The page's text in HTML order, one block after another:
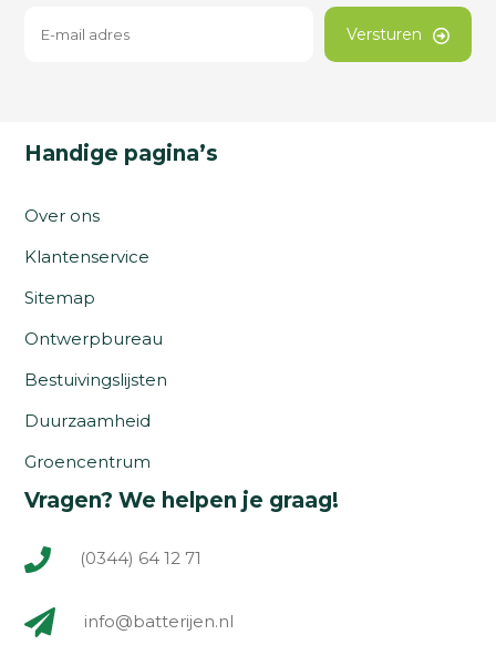
Versturen
Handige pagina’s
Over ons
Klantenservice
Sitemap
Ontwerpbureau
Bestuivingslijsten
Duurzaamheid
Groencentrum
Vragen? We helpen je graag!
(0344) 64 12 71
info@batterijen.nl